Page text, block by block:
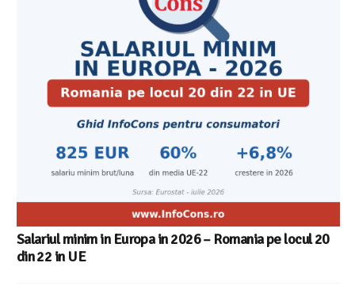
Salariul minim in Europa in 2026 – Romania pe locul 20
din 22 in UE